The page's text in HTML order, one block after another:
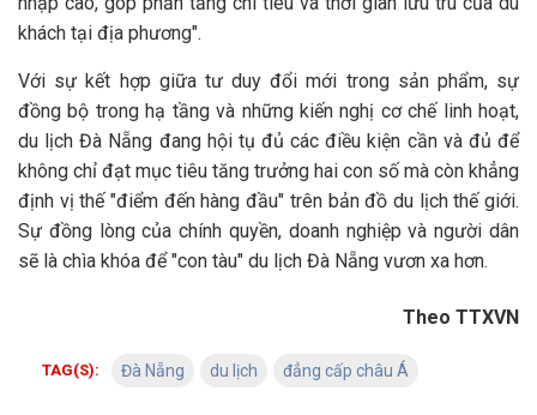
khách tại địa phương".
Với sự kết hợp giữa tư duy đổi mới trong sản phẩm, sự
đồng bộ trong hạ tầng và những kiến nghị cơ chế linh hoạt,
du lịch Đà Nẵng đang hội tụ đủ các điều kiện cần và đủ để
không chỉ đạt mục tiêu tăng trưởng hai con số mà còn khẳng
định vị thế "điểm đến hàng đầu" trên bản đồ du lịch thế giới.
Sự đồng lòng của chính quyền, doanh nghiệp và người dân
sẽ là chìa khóa để "con tàu" du lịch Đà Nẵng vươn xa hơn.
Theo TTXVN
TAG(S): Đà Nẵng du lịch đẳng cấp châu Á